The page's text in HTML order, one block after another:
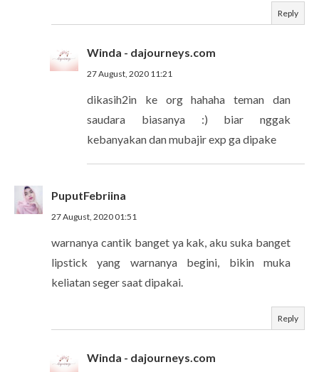
Reply
Winda - dajourneys.com
27 August, 2020 11:21
dikasih2in ke org hahaha teman dan
saudara biasanya :) biar nggak
kebanyakan dan mubajir exp ga dipake
PuputFebriina
27 August, 2020 01:51
warnanya cantik banget ya kak, aku suka banget
lipstick yang warnanya begini, bikin muka
keliatan seger saat dipakai.
Reply
Winda - dajourneys.com